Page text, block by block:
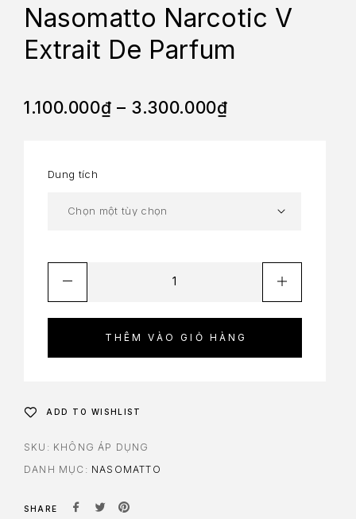
Nasomatto Narcotic V
Extrait De Parfum
1.100.000₫ – 3.300.000₫
Dung tích
THÊM VÀO GIỎ HÀNG
ADD TO WISHLIST
SKU: KHÔNG ÁP DỤNG
DANH MỤC: NASOMATTO
SHARE